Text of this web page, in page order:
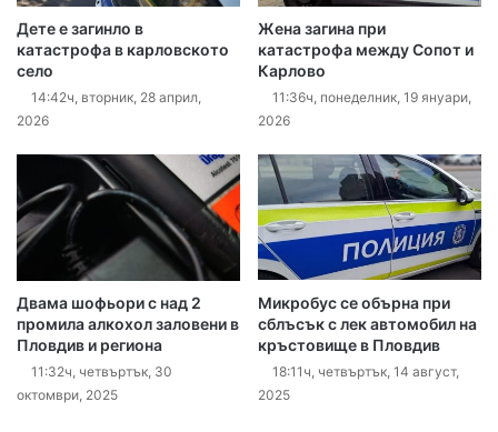
Дете е загинло в
катастрофа в карловското
село
14:42ч, вторник, 28 април,
2026
Жена загина при
катастрофа между Сопот и
Карлово
11:36ч, понеделник, 19 януари,
2026
Двама шофьори с над 2
промила алкохол заловени в
Пловдив и региона
11:32ч, четвъртък, 30
октомври, 2025
Микробус се обърна при
сблъсък с лек автомобил на
кръстовище в Пловдив
18:11ч, четвъртък, 14 август,
2025